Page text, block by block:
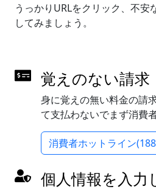
うっかりURLをクリック、不安
してみましょう。
覚えのない請求
身に覚えの無い料金の請
て支払わないでまず消費
消費者ホットライン
個人情報を入力